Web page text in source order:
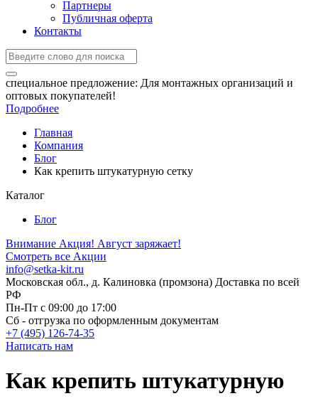
Партнеры
Публичная оферта
Контакты
специальное предложение: Для монтажных организаций и
оптовых покупателей!
Подробнее
Главная
Компания
Блог
Как крепить штукатурную сетку
Каталог
Блог
Внимание Акция! Август заряжает!
Смотреть все Акции
info@setka-kit.ru
Московская обл., д. Калиновка (промзона) Доставка по всей
РФ
Пн-Пт с 09:00 до 17:00
Сб - отгрузка по оформленным документам
+7 (495) 126-74-35
Написать нам
Как крепить штукатурную